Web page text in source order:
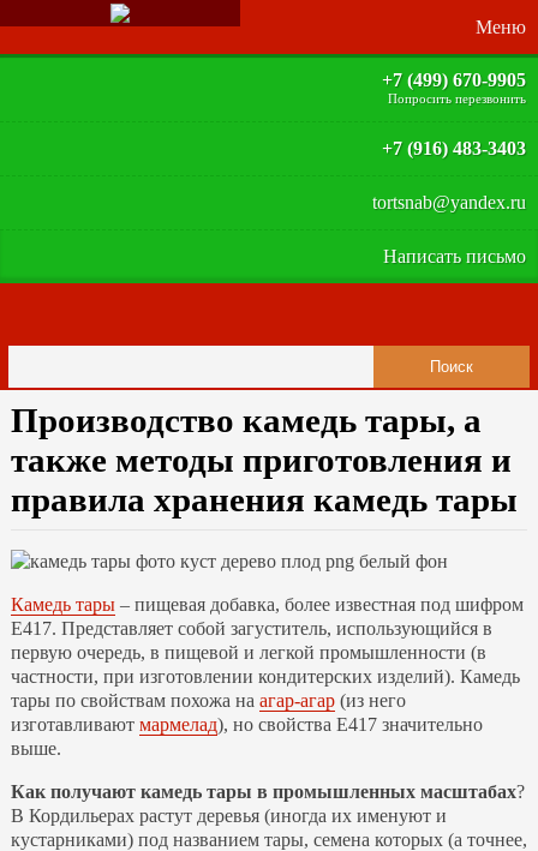
+7 (499) 670-9905
Попросить перезвонить
+7 (916) 483-3403
tortsnab@yandex.ru
Написать письмо
Производство камедь тары, а
также методы приготовления и
правила хранения камедь тары
Камедь тары– пищевая добавка, более известная под шифром
Е417. Представляет собой загуститель, использующийся в
первую очередь, в пищевой и легкой промышленности (в
частности, при изготовлении кондитерских изделий). Камедь
тары по свойствам похожа на агар-агар(из него
изготавливают мармелад), но свойства Е417 значительно
выше.
Как получают камедь тары в промышленных масштабах?
В Кордильерах растут деревья (иногда их именуют и
кустарниками) под названием тары, семена которых (а точнее,